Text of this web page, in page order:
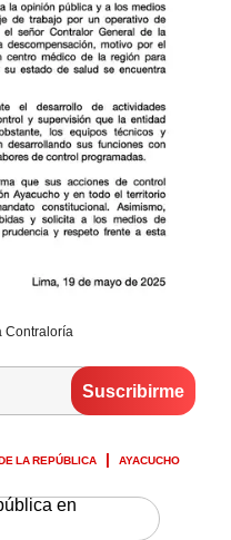
Contraloría
LA REPÚBLICA AYACUCHO
en